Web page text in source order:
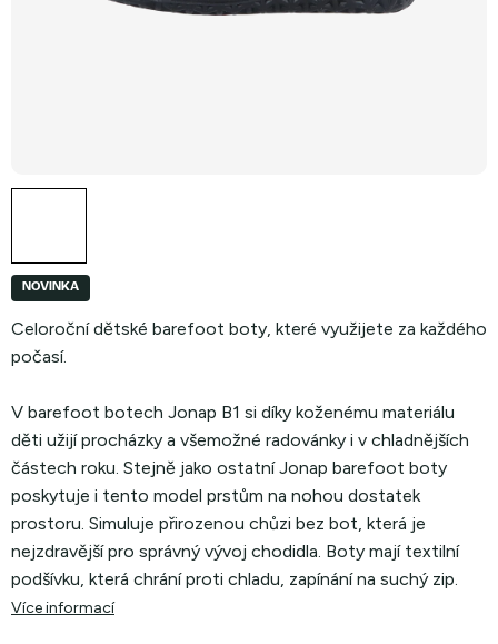
NOVINKA
Celoroční dětské barefoot boty, které využijete za každého
počasí.
V barefoot botech Jonap B1 si díky koženému materiálu
děti užijí procházky a všemožné radovánky i v chladnějších
částech roku. Stejně jako ostatní Jonap barefoot boty
poskytuje i tento model prstům na nohou dostatek
prostoru. Simuluje přirozenou chůzi bez bot, která je
nejzdravější pro správný vývoj chodidla. Boty mají textilní
podšívku, která chrání proti chladu, zapínání na suchý zip.
Více informací